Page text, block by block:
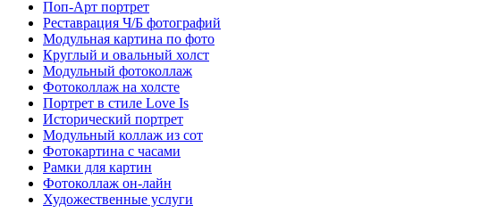
Поп-Арт портрет
Реставрация Ч/Б фотографий
Модульная картина по фото
Круглый и овальный холст
Модульный фотоколлаж
Фотоколлаж на холсте
Портрет в стиле Love Is
Исторический портрет
Модульный коллаж из сот
Фотокартина с часами
Рамки для картин
Фотоколлаж он-лайн
Художественные услуги